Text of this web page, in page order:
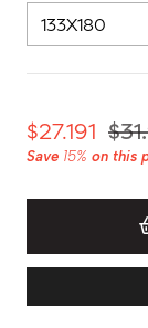
$27.191
Save 15% on this